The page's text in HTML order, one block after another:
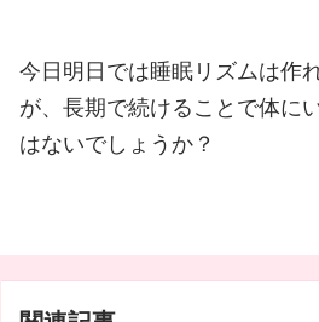
今日明日では睡眠リズムは作
が、長期で続けることで体に
はないでしょうか？